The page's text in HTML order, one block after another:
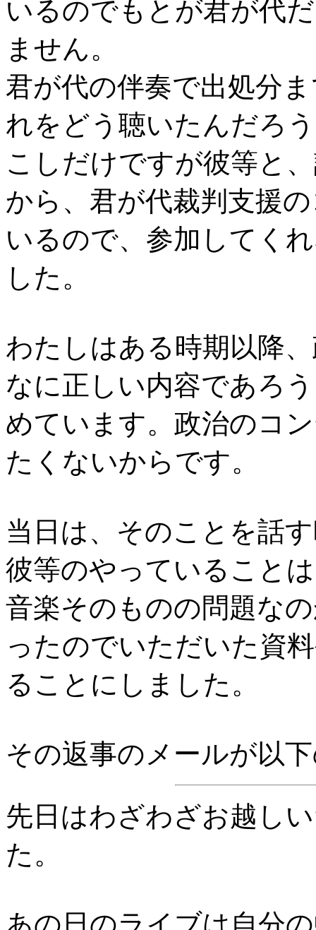
いるのでもとが君が代
ません。
君が代の伴奏で出処分
れをどう聴いたんだろ
こしだけですが彼等と
から、君が代裁判支援
いるので、参加してく
した。
わたしはある時期以降
なに正しい内容であろ
めています。政治のコ
たくないからです。
当日は、そのことを話
彼等のやっていること
音楽そのものの問題な
ったのでいただいた資
ることにしました。
その返事のメールが以
先日はわざわざお越し
た。
あの日のライブは自分